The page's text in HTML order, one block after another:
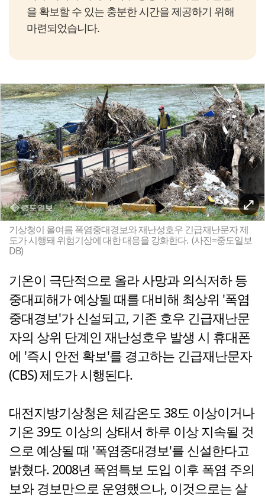
을 확보할 수 있는 충분한 시간을 제공하기 위해
마련되었습니다.
기상청이 올여름 폭염중대경보와 재난성호우 긴급재난문자 제
도가 시행돼 위험기상에 대한 대응을 강화한다. (사진=중도일보
DB)
기온이 극단적으로 올라 사망과 의식저하 등
중대피해가 예상될 때를 대비해 최상위 '폭염
중대경보'가 신설되고, 기존 호우 긴급재난문
자의 상위 단계인 재난성호우 발생 시 휴대폰
에 '즉시 안전 확보'를 경고하는 긴급재난문자
(CBS) 제도가 시행된다.
대전지방기상청은 체감온도 38도 이상이거나
기온 39도 이상의 상태서 하루 이상 지속될 것
으로 예상될 때 '폭염중대경보'를 신설한다고
밝혔다. 2008년 폭염특보 도입 이후 폭염 주의
보와 경보만으로 운영했으나, 이것으로는 살